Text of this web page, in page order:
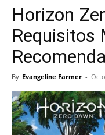
Horizon
Requisitos
By Evangeline Farmer -